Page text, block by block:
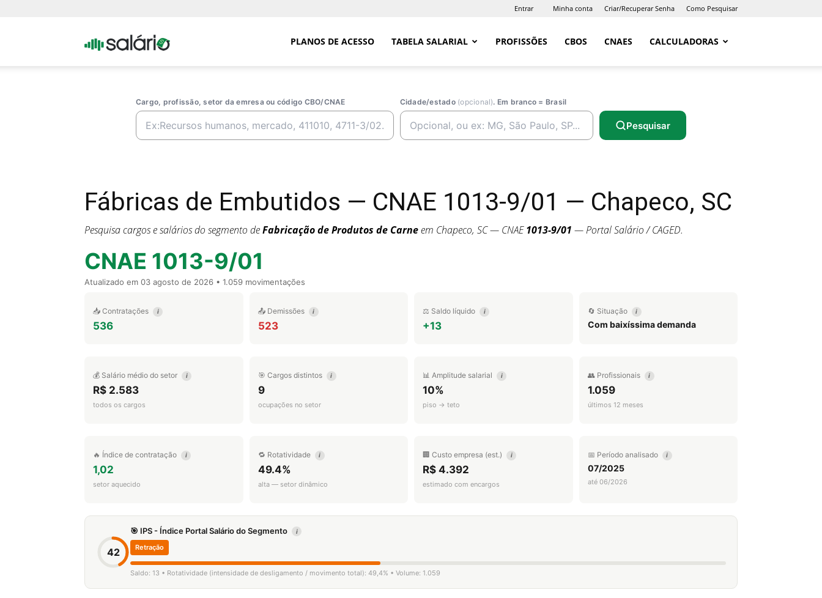
Entrar Minha conta Criar/Recuperar Senha Como Pesquisar
Portal PLANOS DE ACESSO TABELA SALARIAL PROFISSÕES CBOS CNAES CALCULADORAS
Cargo, profissão, setor da emresa ou código CBO/CNAE Cidade/estado (opcional). Em branco = Brasil
Pesquisar
Fábricas de Embutidos — CNAE 1013-9/01 — Chapeco, SC
Pesquisa cargos e salários do segmento deFabricação de Produtos de Carneem Chapeco, SC — CNAE1013-9/01 — Portal Salário / CAGED.
CNAE 1013-9/01
Atualizado em 03 agosto de 2026 • 1.059 movimentações
📥 Contratações i
536
📤 Demissões i
523
⚖️ Saldo líquido i
+13
🔄 Situação i
Com baixíssima demanda
💰 Salário médio do setor i
R$ 2.583
todos os cargos
🎯 Cargos distintos i
9
ocupações no setor
📊 Amplitude salarial i
10%
piso → teto
👥 Profissionais i
1.059
últimos 12 meses
🔥 Índice de contratação i
1,02
setor aquecido
🔁 Rotatividade i
49.4%
alta — setor dinâmico
🏢 Custo empresa (est.) i
R$ 4.392
estimado com encargos
📅 Período analisado i
07/2025
até 06/2026
42
🎯 IPS - Índice Portal Salário do Segmento i
Retração
Saldo: 13 • Rotatividade (intensidade de desligamento / movimento total): 49,4% • Volume: 1.059